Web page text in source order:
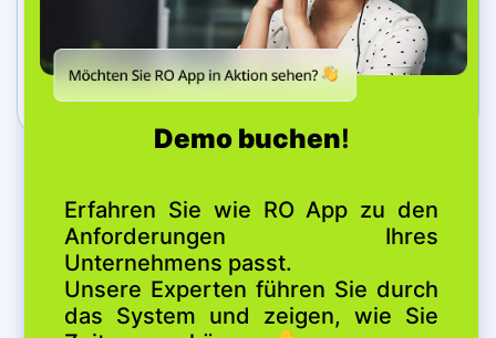
+44 20 8089 9036
Bell Yard 7, WC2A 2JR London, Vereinigtes
Königreich
© 2026 RO App
Nutzungsbedingungen